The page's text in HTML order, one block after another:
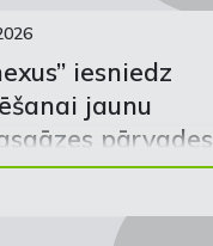
iesniedz
jaunu
pārvades
projektu ar